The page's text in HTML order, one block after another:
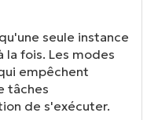
seule instance
la fois. Les modes
empêchent
tâches
de s'exécuter.